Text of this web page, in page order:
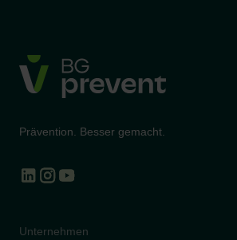
Prävention. Besser gemacht.
Unternehmen